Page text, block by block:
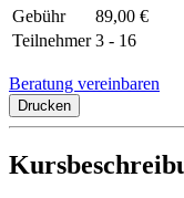
Gebühr
89,00 €
Teilnehmer 3 - 16
Beratung vereinbaren
Drucken